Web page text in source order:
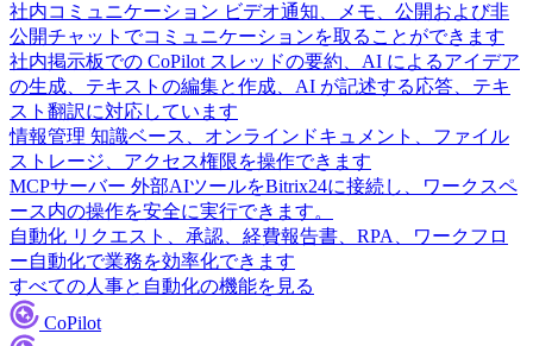
社内コミュニケーション ビデオ通知、メモ、公開および非
公開チャットでコミュニケーションを取ることができます
社内掲示板での CoPilot スレッドの要約、AI によるアイデア
の生成、テキストの編集と作成、AI が記述する応答、テキ
スト翻訳に対応しています
情報管理 知識ベース、オンラインドキュメント、ファイル
ストレージ、アクセス権限を操作できます
MCPサーバー 外部AIツールをBitrix24に接続し、ワークスペ
ース内の操作を安全に実行できます。
自動化 リクエスト、承認、経費報告書、RPA、ワークフロ
ー自動化で業務を効率化できます
すべての人事と自動化の機能を見る
CoPilot